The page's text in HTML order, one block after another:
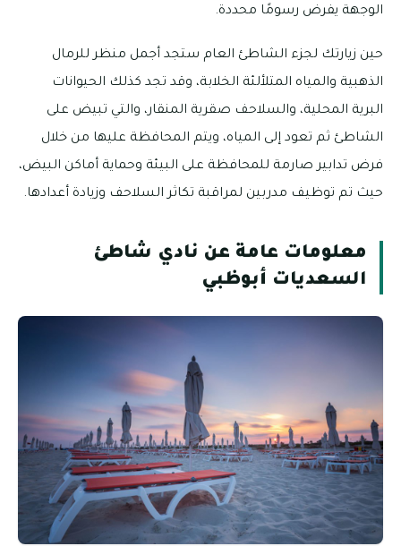
الوجهة يفرض رسومًا محددة.
حين زيارتك لجزء الشاطئ العام ستجد أجمل منظر للرمال
الذهبية والمياه المتلألئة الخلابة، وقد تجد كذلك الحيوانات
البرية المحلية، والسلاحف صقرية المنقار، والتي تبيض على
الشاطئ ثم تعود إلى المياه، ويتم المحافظة عليها من خلال
فرض تدابير صارمة للمحافظة على البيئة وحماية أماكن البيض،
حيث تم توظيف مدربين لمراقبة تكاثر السلاحف وزيادة أعدادها.
معلومات عامة عن نادي شاطئ
السعديات أبوظبي